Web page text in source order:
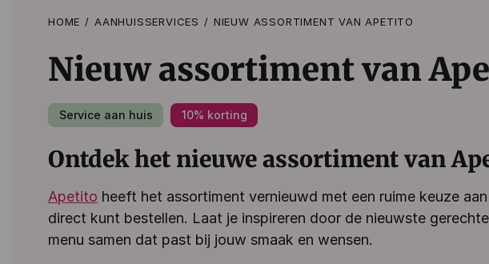
HOME AANHUISSERVICES NIEUW ASSORTIMENT VAN APETITO
Nieuw assortiment van
Service aan huis 10% korting
Ontdek het nieuwe assortiment van
Apetito heeft het assortiment vernieuwd met een ruime keuze
direct kunt bestellen. Laat je inspireren door de nieuwste
menu samen dat past bij jouw smaak en wensen.